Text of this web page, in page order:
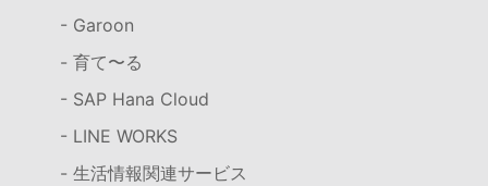
- Garoon
- 育て〜る
- SAP Hana Cloud
- LINE WORKS
- 生活情報関連サービス